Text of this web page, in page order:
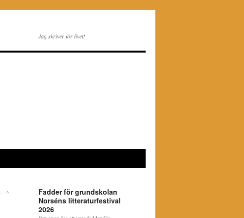
Jag skriver för livet!
→
Fadder för grundskolan
Norséns litteraturfestival
2026